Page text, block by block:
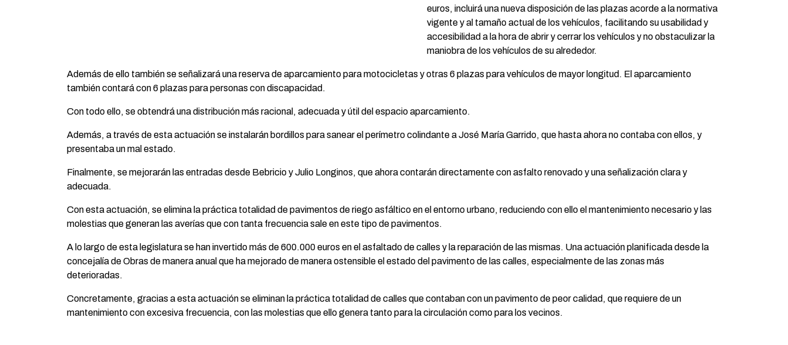
euros, incluirá una nueva disposición de las plazas acorde a la normativa
vigente y al tamaño actual de los vehículos, facilitando su usabilidad y
accesibilidad a la hora de abrir y cerrar los vehículos y no obstaculizar la
maniobra de los vehículos de su alrededor.
Además de ello también se señalizará una reserva de aparcamiento para motocicletas y otras 6 plazas para vehículos de mayor longitud. El aparcamiento
también contará con 6 plazas para personas con discapacidad.
Con todo ello, se obtendrá una distribución más racional, adecuada y útil del espacio aparcamiento.
Además, a través de esta actuación se instalarán bordillos para sanear el perímetro colindante a José María Garrido, que hasta ahora no contaba con ellos, y
presentaba un mal estado.
Finalmente, se mejorarán las entradas desde Bebricio y Julio Longinos, que ahora contarán directamente con asfalto renovado y una señalización clara y
adecuada.
Con esta actuación, se elimina la práctica totalidad de pavimentos de riego asfáltico en el entorno urbano, reduciendo con ello el mantenimiento necesario y las
molestias que generan las averías que con tanta frecuencia sale en este tipo de pavimentos.
A lo largo de esta legislatura se han invertido más de 600.000 euros en el asfaltado de calles y la reparación de las mismas. Una actuación planificada desde la
concejalía de Obras de manera anual que ha mejorado de manera ostensible el estado del pavimento de las calles, especialmente de las zonas más
deterioradas.
Concretamente, gracias a esta actuación se eliminan la práctica totalidad de calles que contaban con un pavimento de peor calidad, que requiere de un
mantenimiento con excesiva frecuencia, con las molestias que ello genera tanto para la circulación como para los vecinos.